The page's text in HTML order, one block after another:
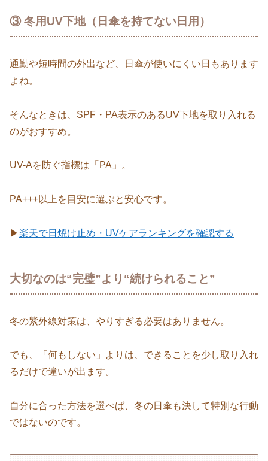
③ 冬用UV下地（日傘を持てない日用）
通勤や短時間の外出など、日傘が使いにくい日もあります
よね。
そんなときは、SPF・PA表示のあるUV下地を取り入れる
のがおすすめ。
UV-Aを防ぐ指標は「PA」。
PA+++以上を目安に選ぶと安心です。
▶楽天で日焼け止め・UVケアランキングを確認する
大切なのは“完璧”より“続けられること”
冬の紫外線対策は、やりすぎる必要はありません。
でも、「何もしない」よりは、できることを少し取り入れ
るだけで違いが出ます。
自分に合った方法を選べば、冬の日傘も決して特別な行動
ではないのです。